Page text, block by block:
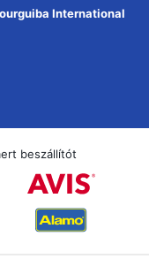
International
beszállítót